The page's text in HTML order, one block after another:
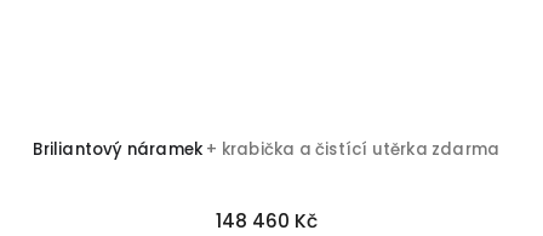
Briliantový náramek + krabička a čistící utěrka zdarma
148 460 Kč